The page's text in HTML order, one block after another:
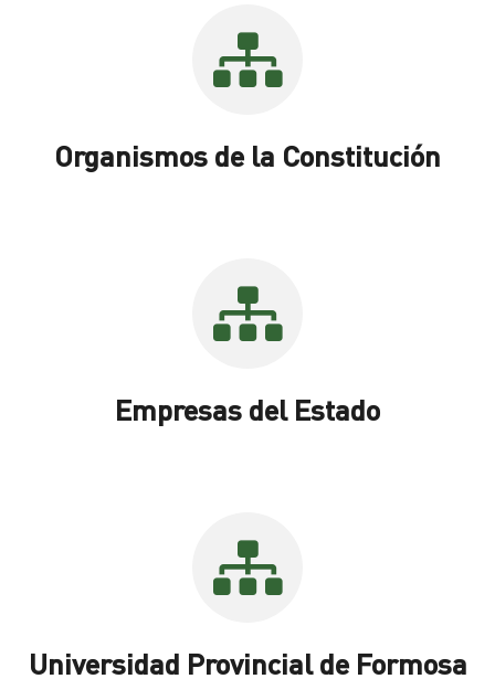
Organismos de la Constitución
Empresas del Estado
Universidad Provincial de Formosa